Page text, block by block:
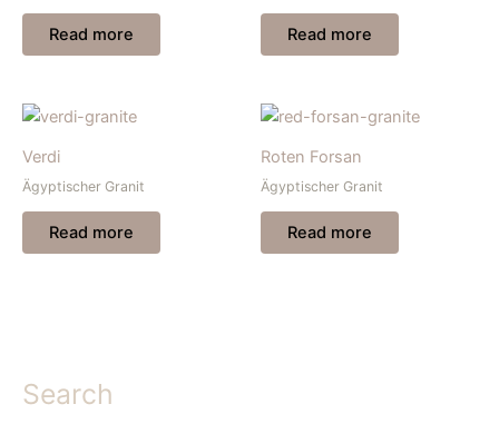
Read more Read more
Verdi
Ägyptischer Granit
Read more
Roten Forsan
Ägyptischer Granit
Read more
Search